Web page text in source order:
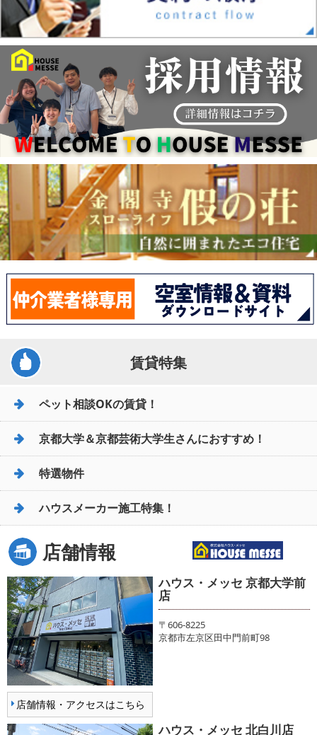
賃貸特集
ペット相談OKの賃貸！
京都大学＆京都芸術大学生さんにおすすめ！
特選物件
ハウスメーカー施工特集！
店舗情報
店舗情報・アクセスはこちら
ハウス・メッセ 京都大学前
店
〒606-8225
京都市左京区田中門前町98
ハウス・メッセ 北白川店